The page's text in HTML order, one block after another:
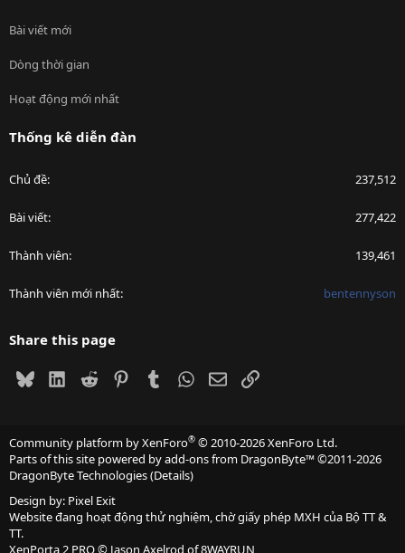
Bài viết mới
Dòng thời gian
Hoạt động mới nhất
Thống kê diễn đàn
Chủ đề 237,512
Bài viết 277,422
Thành viên 139,461
Thành viên mới nhất bentennyson
Share this page
BlueskyLinkedIn
Reddit PinterestTumblrWhatsApp
EmailLink
Community platform by XenForo® © 2010-2026 XenForo Ltd.
Parts of this site powered byadd-ons from DragonByte™©2011-2026
DragonByte Technologies(Details)
Design by: Pixel Exit
Website đang hoạt động thử nghiệm, chờ giấy phép MXH của Bộ TT &
TT.
XenPorta 2 PRO© Jason Axelrod of8WAYRUN